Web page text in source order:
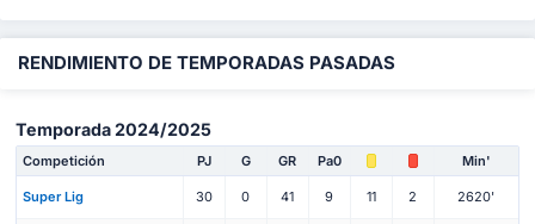
RENDIMIENTO DE TEMPORADAS PASADAS
Temporada 2024/2025
Competición PJ G GR Pa0 Min'
Super Lig 30 0 41 9 11 2 2620'